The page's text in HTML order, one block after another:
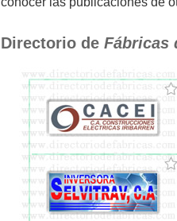
Directorio de Fábricas